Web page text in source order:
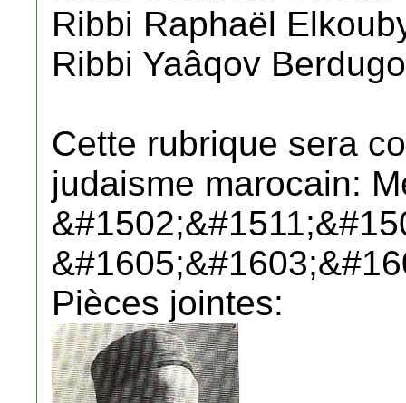
Ribbi Raphaël
Ribbi Yaâqov Berdugo
Cette rubrique sera
judaisme marocain:
Pièces jointes: